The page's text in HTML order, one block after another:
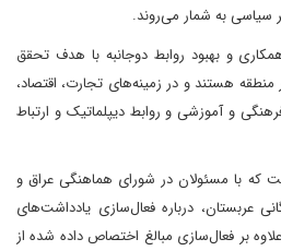
سیاسی به شمار می‌روند.
و بهبود روابط دوجانبه با هدف تحقق
هستند و در زمینه‌های تجارت، اقتصاد،
و آموزشی و روابط دیپلماتیک و ارتباط
که با مسئولان در شورای هماهنگی عراق و
عربستان، درباره فعال‌سازی یادداشت‌های
بر فعال‌سازی مبالغ اختصاص داده شده از